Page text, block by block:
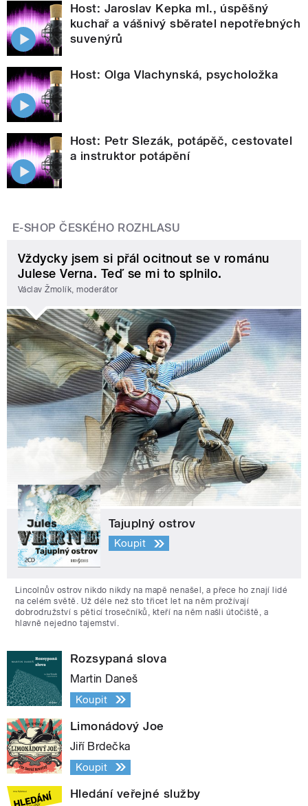
Host: Jaroslav Kepka ml., úspěšný
kuchař a vášnivý sběratel nepotřebných
suvenýrů
Host: Olga Vlachynská, psycholožka
Host: Petr Slezák, potápěč, cestovatel
a instruktor potápění
E-SHOP ČESKÉHO ROZHLASU
Vždycky jsem si přál ocitnout se v románu
Julese Verna. Teď se mi to splnilo.
Václav Žmolík, moderátor
Tajuplný ostrov
Koupit
Lincolnův ostrov nikdo nikdy na mapě nenašel, a přece ho znají lidé
na celém světě. Už déle než sto třicet let na něm prožívají
dobrodružství s pěticí trosečníků, kteří na něm našli útočiště, a
hlavně nejedno tajemství.
Rozsypaná slova
Martin Daneš
Koupit
Limonádový Joe
Jiří Brdečka
Koupit
Hledání veřejné služby